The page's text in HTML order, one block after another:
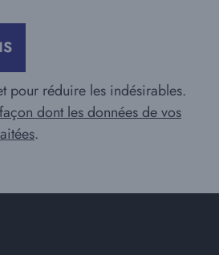
pour réduire les indésirables.
dont les données de vos
.